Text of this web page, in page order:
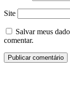
Site
Salvar meus
comentar.